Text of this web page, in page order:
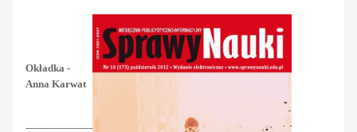
Okładka -
Anna Karwat
---------------------